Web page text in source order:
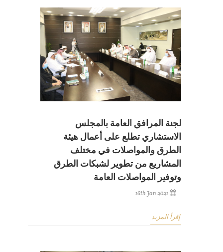
لجنة المرافق العامة بالمجلس
الاستشاري تطلع على أعمال هيئة
الطرق والمواصلات في مختلف
المشاريع من تطوير لشبكات الطرق
وتوفير المواصلات العامة
16th Jan 2021
إقرأ المزيد